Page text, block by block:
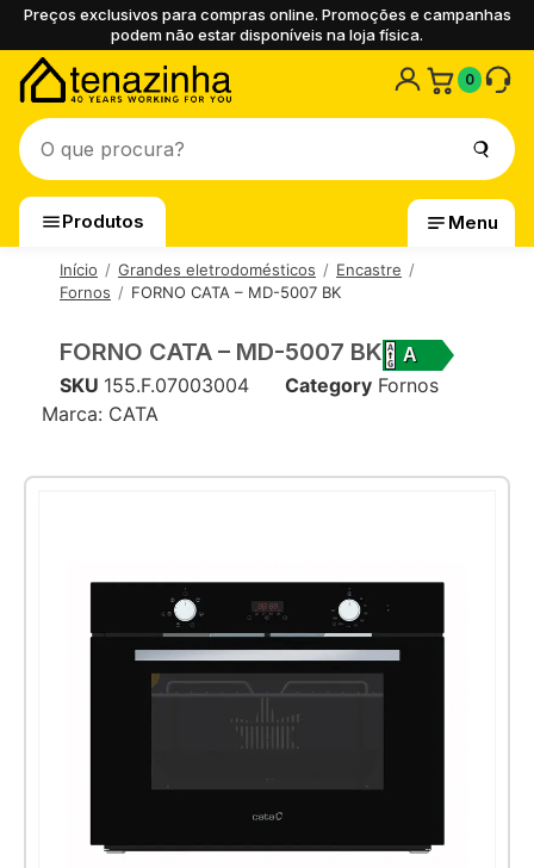
Preços exclusivos para compras online. Promoções e campanhas
podem não estar disponíveis na loja física.
0
Produtos Menu
Início Grandes eletrodomésticos
Encastre
Fornos
FORNO CATA – MD-5007 BK
FORNO CATA – MD-5007 BK A
SKU 155.F.07003004 Category Fornos
Marca: CATA